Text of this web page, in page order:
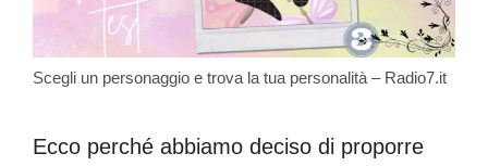
Scegli un personaggio e trova la tua personalità – Radio7.it
Ecco perché abbiamo deciso di proporre